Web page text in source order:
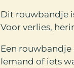
Dit rouwbandje
Voor verlies,
Een
Iemand of iets